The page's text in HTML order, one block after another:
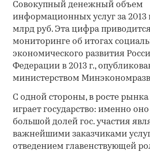
Совокупный денежный объем
информационных услуг за 2013
млрд руб. Эта цифра
мониторинге об итогах
экономического развития
Федерации в 2013 г.,
министерством
С одной стороны, в росте
играет государство: именно
большой долей гос. участия
важнейшими заказчиками
отведением главенствующей